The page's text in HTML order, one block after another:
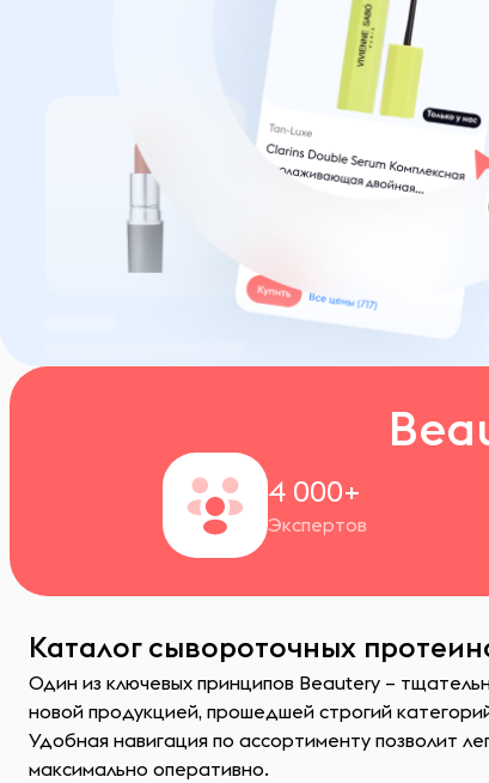
4 000+
Экспертов
Каталог сывороточных
Один из ключевых принципов Beautery –
новой продукцией, прошедшей строгий
Удобная навигация по ассортименту позволит
максимально оперативно.